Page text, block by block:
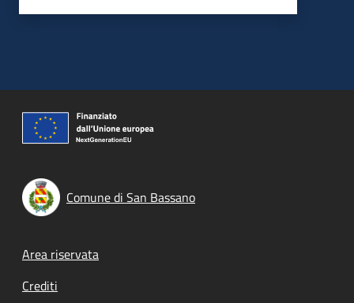
Comune di San Bassano
Footer menu
Area riservata
Crediti